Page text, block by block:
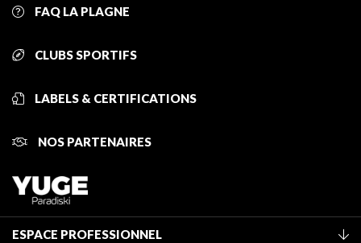
FAQ LA PLAGNE
CLUBS SPORTIFS
LABELS & CERTIFICATIONS
NOS PARTENAIRES
ESPACE PROFESSIONNEL